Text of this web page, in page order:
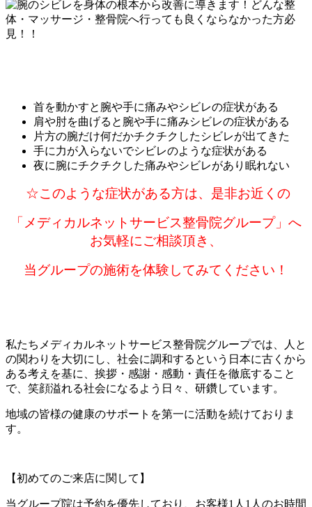
首を動かすと腕や手に痛みやシビレの症状がある
肩や肘を曲げると腕や手に痛みシビレの症状がある
片方の腕だけ何だかチクチクしたシビレが出てきた
手に力が入らないでシビレのような症状がある
夜に腕にチクチクした痛みやシビレがあり眠れない
☆このような症状がある方は、 是非お近くの
「メディカルネットサービス整骨院グループ」へ
お気軽にご相談頂き、
当グループの施術を体験してみてください！
私たちメディカルネットサービス整骨院グループでは、人と
の関わりを大切にし、社会に調和するという日本に古くから
ある考えを基に、挨拶・感謝・感動・責任を徹底すること
で、笑顔溢れる社会になるよう日々、研鑽しています。
地域の皆様の健康のサポートを第一に活動を続けておりま
す。
【初めてのご来店に関して】
当グループ院は予約を優先しており、 お客様1人1人のお時間